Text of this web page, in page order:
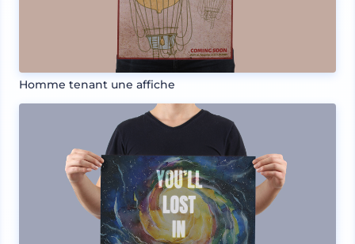
Homme tenant une affiche